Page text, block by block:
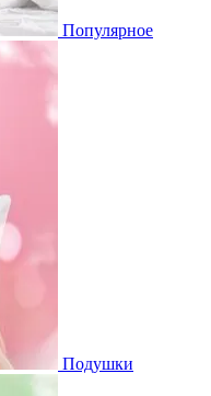
Популярное
Подушки